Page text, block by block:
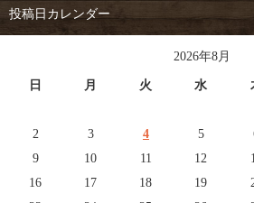
投稿日カレンダー
2026年8月
日 月 火 水
2
3 4 5
9
10 11 12
16
17 18 19